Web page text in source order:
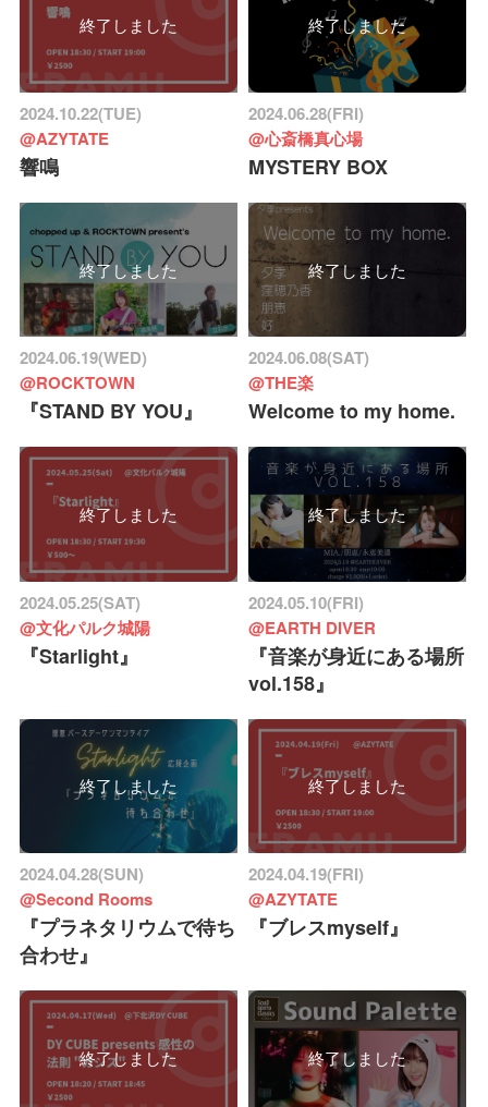
終了しました
2024.10.22(TUE)
@AZYTATE
響鳴
終了しました
2024.06.28(FRI)
@心斎橋真心場
MYSTERY BOX
終了しました
2024.06.19(WED)
@ROCKTOWN
『STAND BY YOU』
終了しました
2024.06.08(SAT)
@THE楽
Welcome to my home.
終了しました
2024.05.25(SAT)
@文化パルク城陽
『Starlight』
終了しました
2024.05.10(FRI)
@EARTH DIVER
『音楽が身近にある場所
vol.158』
終了しました
2024.04.28(SUN)
@Second Rooms
『プラネタリウムで待ち
合わせ』
終了しました
2024.04.19(FRI)
@AZYTATE
『ブレスmyself』
終了しました 終了しました